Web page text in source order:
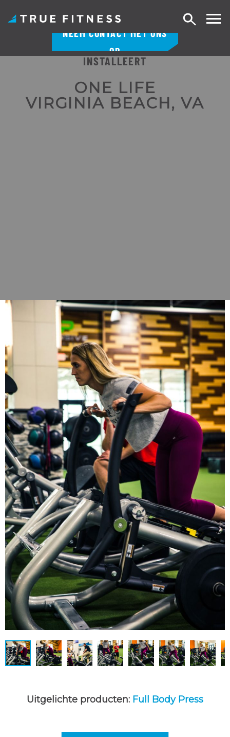
NEEM CONTACT MET ONS
OP
Zoek
INSTALLEERT
ONE LIFE
VIRGINIA BEACH, VA
Uitgelichte producten: Full Body Press